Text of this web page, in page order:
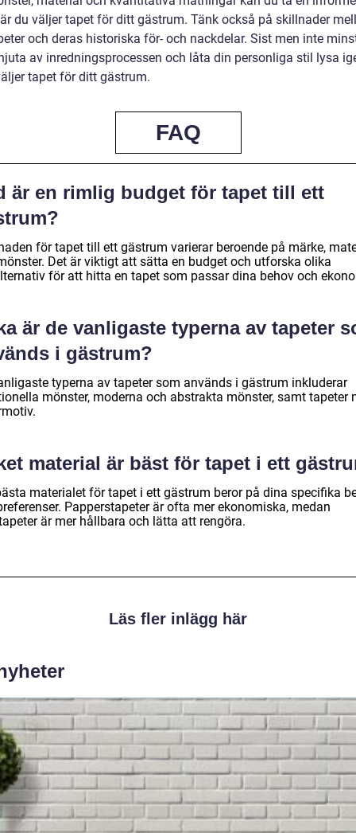
du väljer tapet för ditt gästrum. Tänk också på skillnader
och deras historiska för- och nackdelar. Sist men inte
av inredningsprocessen och låta din personliga stil lysa
tapet för ditt gästrum.
FAQ
är en rimlig budget för tapet till ett
för tapet till ett gästrum varierar beroende på märke,
Det är viktigt att sätta en budget och utforska olika
för att hitta en tapet som passar dina behov och
är de vanligaste typerna av tapeter
i gästrum?
typerna av tapeter som används i gästrum inkluderar
mönster, moderna och abstrakta mönster, samt tapeter
material är bäst för tapet i ett
materialet för tapet i ett gästrum beror på dina specifika
Papperstapeter är ofta mer ekonomiska, medan
är mer hållbara och lätta att rengöra.
Läs fler inlägg här